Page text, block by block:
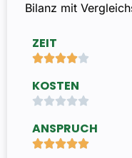
Bilanz mit
ZEIT

KOSTEN

ANSPRUCH
